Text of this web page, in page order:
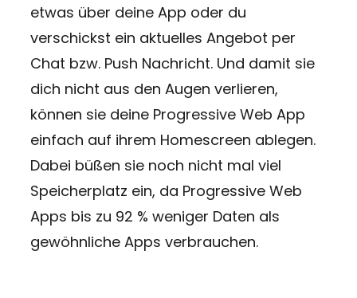
etwas über deine App oder du
verschickst ein aktuelles Angebot per
Chat bzw. Push Nachricht. Und damit sie
dich nicht aus den Augen verlieren,
können sie deine Progressive Web App
einfach auf ihrem Homescreen ablegen.
Dabei büßen sie noch nicht mal viel
Speicherplatz ein, da Progressive Web
Apps bis zu 92 % weniger Daten als
gewöhnliche Apps verbrauchen.